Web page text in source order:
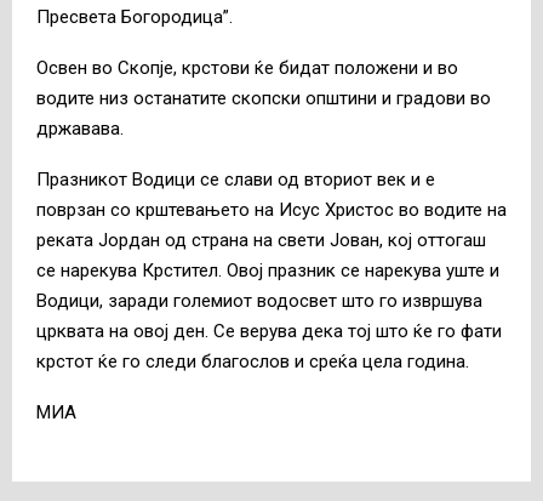
Пресвета Богородица”.
Освен во Скопје, крстови ќе бидат положени и во
водите низ останатите скопски општини и градови во
државава.
Празникот Водици се слави од вториот век и е
поврзан со крштевањето на Исус Христос во водите на
реката Јордан од страна на свети Јован, кој оттогаш
се нарекува Крстител. Овој празник се нарекува уште и
Водици, заради големиот водосвет што го извршува
црквата на овој ден. Се верува дека тој што ќе го фати
крстот ќе го следи благослов и среќа цела година.
МИА